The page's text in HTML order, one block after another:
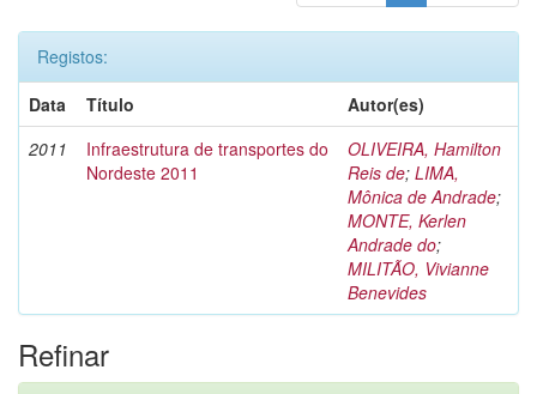
Registos:
Data
Título
Autor(es)
2011
Infraestrutura de transportes do
Nordeste 2011
OLIVEIRA, Hamilton
Reis de; LIMA,
Mônica de Andrade;
MONTE, Kerlen
Andrade do;
MILITÃO, Vivianne
Benevides
Refinar